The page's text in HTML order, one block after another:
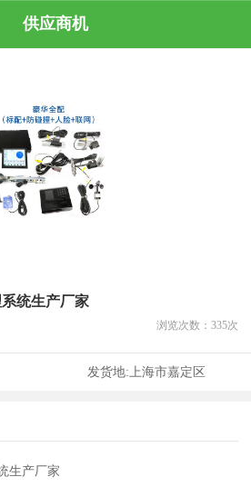
供应商机
统生产厂家
浏览次数： 335次
发货地:上海市嘉定区
生产厂家